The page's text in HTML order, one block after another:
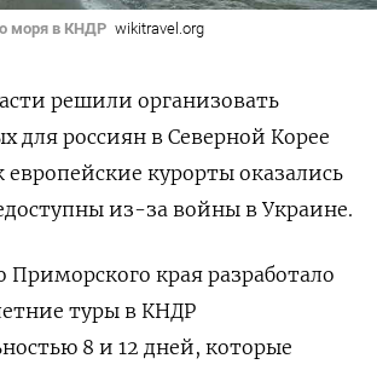
моря в КНДР wikitravel.org
решили организовать
для россиян в Северной Корее
европейские курорты оказались
из-за войны в Украине.
Приморского края разработало
туры в КНДР
8 и 12 дней, которые